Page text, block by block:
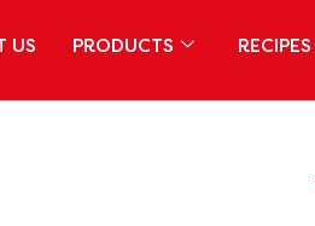
US PRODUCTS RECIPES